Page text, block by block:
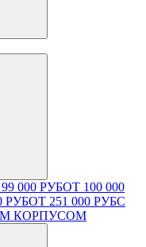
000 РУБОТ 100 000
РУБОТ 251 000 РУБС
КОРПУСОМ